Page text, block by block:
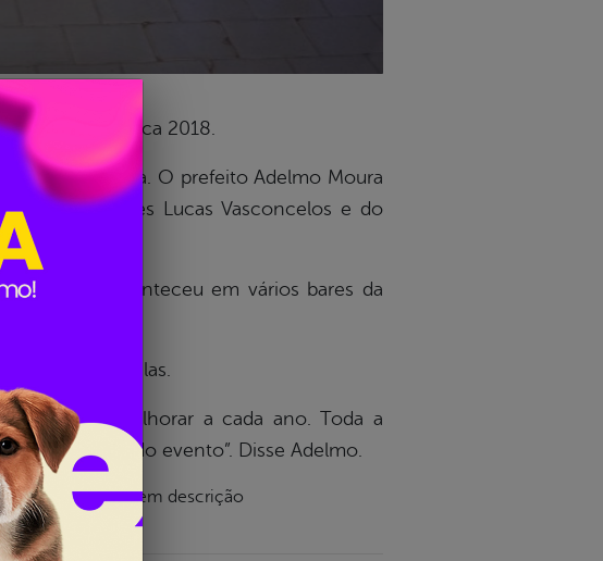
de Sinuca 2018.
de Cultura. O prefeito Adelmo Moura
de Esportes Lucas Vasconcelos e do
e aconteceu em vários bares da
e Michel Douglas.
e tentar melhorar a cada ano. Toda a
organização do evento”. Disse Adelmo.